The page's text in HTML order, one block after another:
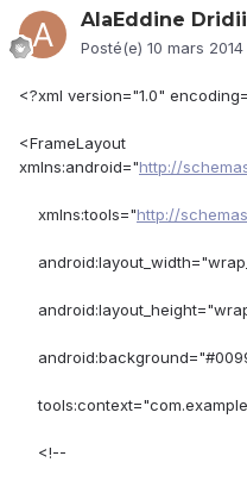
AlaEddine Dridii
Posté(e) 10 mars 2014
<?xml version="1.0"
<FrameLayout
xmlns:android="http://
xmlns:tools="http://
<!--